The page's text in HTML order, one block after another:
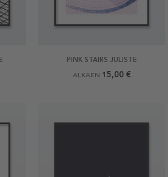
PINK STAIRS JULISTE
ALKAEN 15,00 €